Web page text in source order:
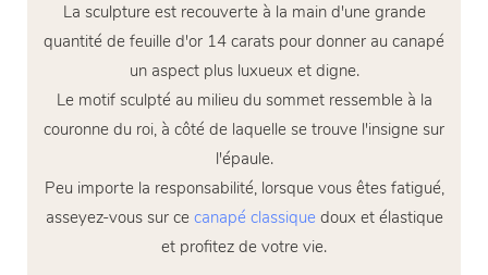
La sculpture est recouverte à la main d'une grande
quantité de feuille d'or 14 carats pour donner au canapé
un aspect plus luxueux et digne.
Le motif sculpté au milieu du sommet ressemble à la
couronne du roi, à côté de laquelle se trouve l'insigne sur
l'épaule.
Peu importe la responsabilité, lorsque vous êtes fatigué,
asseyez-vous sur ce canapé classique doux et élastique
et profitez de votre vie.